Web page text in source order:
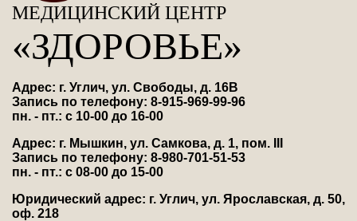
МЕДИЦИНСКИЙ ЦЕНТР
«ЗДОРОВЬЕ»
Адрес: г. Углич, ул. Свободы, д. 16В
Запись по телефону: 8-915-969-99-96
пн. - пт.: с 10-00 до 16-00
Адрес: г. Мышкин, ул. Самкова, д. 1, пом. III
Запись по телефону: 8-980-701-51-53
пн. - пт.: с 08-00 до 15-00
Юридический адрес: г. Углич, ул. Ярославская, д. 50,
оф. 218